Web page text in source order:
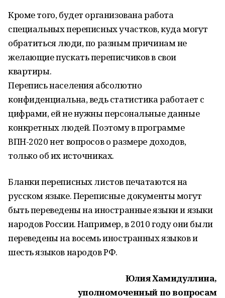
Кроме того, будет организована работа
специальных переписных участков, куда могут
обратиться люди, по разным причинам не
желающие пускать переписчиков в свои
квартиры.
Перепись населения абсолютно
конфиденциальна, ведь статистика работает с
цифрами, ей не нужны персональные данные
конкретных людей. Поэтому в программе
ВПН-2020 нет вопросов о размере доходов,
только об их источниках.
Бланки переписных листов печатаются на
русском языке. Переписные документы могут
быть переведены на иностранные языки и языки
народов России. Например, в 2010 году они были
переведены на восемь иностранных языков и
шесть языков народов РФ.
Юлия Хамидуллина,
уполномоченный по вопросам